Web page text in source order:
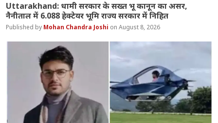
Uttarakhand: धामी सरकार के सख्त भू कानून का असर,
नैनीताल में 6.088 हेक्टेयर भूमि राज्य सरकार में निहित
Mohan Chandra Joshi August 8, 2026